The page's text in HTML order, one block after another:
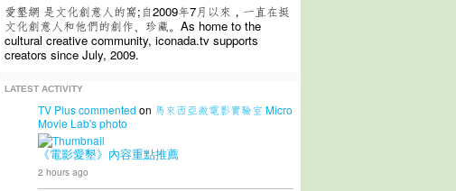
愛墾網 是文化創意人的窩;自2009年7月以來，一直在挺
文化創意人和他們的創作、珍藏。As home to the
cultural creative community, iconada.tv supports
creators since July, 2009.
LATEST ACTIVITY
TV Pluscommented on 馬來西亞微電影實驗室 Micro
Movie Lab'sphoto
《電影愛墾》內容重點推薦
2 hours ago